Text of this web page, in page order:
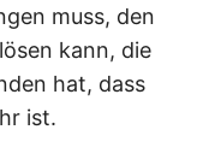
muss, den
kann, die
hat, dass
ist.